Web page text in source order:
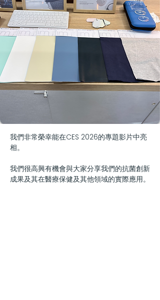
我們非常榮幸能在CES 2026的專題影片中亮
相。
我們很高興有機會與大家分享我們的抗菌創新
成果及其在醫療保健及其他領域的實際應用。